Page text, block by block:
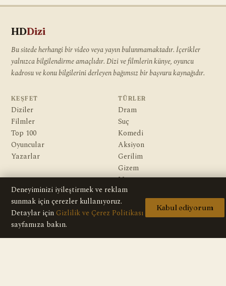
HDDizi
Bu sitede herhangi bir video veya yayın bulunmamaktadır. İçerikler
yalnızca bilgilendirme amaçlıdır. Dizi ve filmlerin künye, oyuncu
kadrosu ve konu bilgilerini derleyen bağımsız bir başvuru kaynağıdır.
KEŞFET
Diziler
Filmler
Top 100
Oyuncular
Yazarlar
TÜRLER
Dram
Suç
Komedi
Aksiyon
Gerilim
Gizem
Macera
Bilim Kurgu & Fantazi
KURUMSAL
Hakkımızda
Editoryal İlkeler
Deneyiminizi iyileştirmek ve reklam
sunmak için çerezler kullanıyoruz.
Detaylar için Gizlilik ve Çerez Politikası
sayfamıza bakın.
Kabul ediyorum